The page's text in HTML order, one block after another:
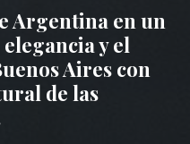
Argentina en un
y el
Aires con
de las